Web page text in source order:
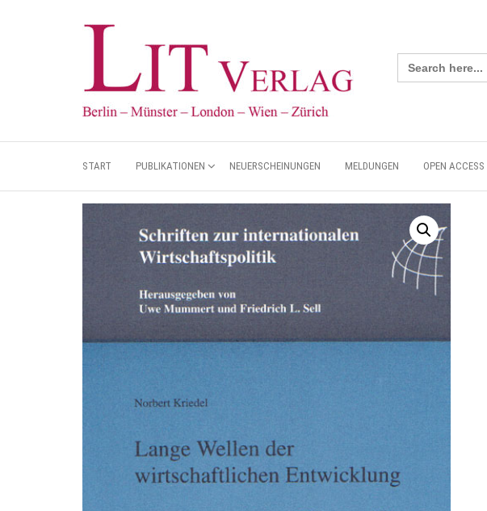
Search
for:
START PUBLIKATIONEN NEUERSCHEINUNGEN MELDUNGEN OPEN ACCESS